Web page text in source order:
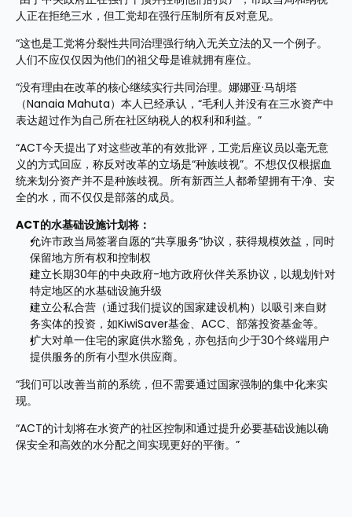
人正在拒绝三水，但工党却在强行压制所有反对意见。
“这也是工党将分裂性共同治理强行纳入无关立法的又一个例子。
人们不应仅仅因为他们的祖父母是谁就拥有座位。
“没有理由在改革的核心继续实行共同治理。娜娜亚·马胡塔
（Nanaia Mahuta）本人已经承认，“毛利人并没有在三水资产中
表达超过作为自己所在社区纳税人的权利和利益。”
“ACT今天提出了对这些改革的有效批评，工党后座议员以毫无意
义的方式回应，称反对改革的立场是“种族歧视”。不想仅仅根据血
统来划分资产并不是种族歧视。所有新西兰人都希望拥有干净、安
全的水，而不仅仅是部落的成员。
ACT的水基础设施计划将：
允许市政当局签署自愿的“共享服务”协议，获得规模效益，同时
保留地方所有权和控制权
建立长期30年的中央政府-地方政府伙伴关系协议，以规划针对
特定地区的水基础设施升级
建立公私合营（通过我们提议的国家建设机构）以吸引来自财
务实体的投资，如KiwiSaver基金、ACC、部落投资基金等。
扩大对单一住宅的家庭供水豁免，亦包括向少于30个终端用户
提供服务的所有小型水供应商。
“我们可以改善当前的系统，但不需要通过国家强制的集中化来实
现。
“ACT的计划将在水资产的社区控制和通过提升必要基础设施以确
保安全和高效的水分配之间实现更好的平衡。”